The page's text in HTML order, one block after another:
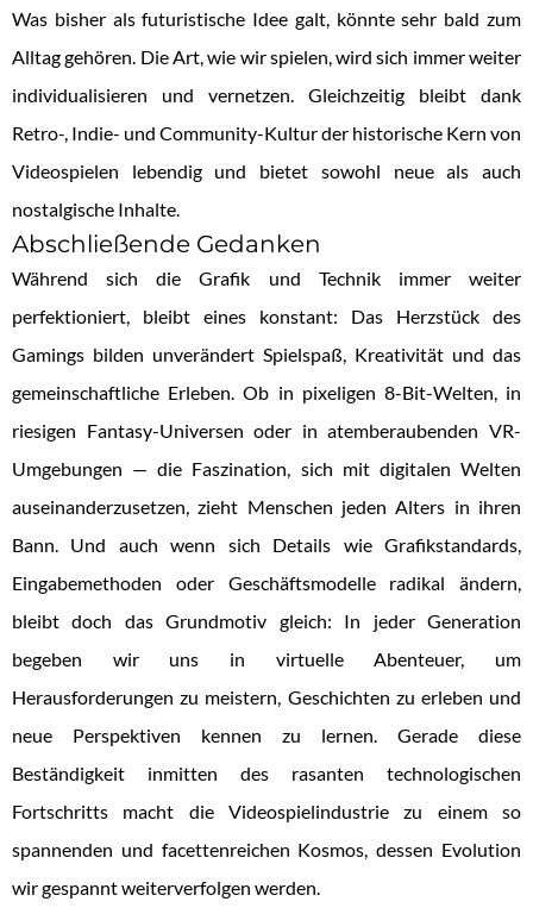
Was bisher als futuristische Idee galt, könnte sehr bald zum
Alltag gehören. Die Art, wie wir spielen, wird sich immer weiter
individualisieren und vernetzen. Gleichzeitig bleibt dank
Retro-, Indie- und Community-Kultur der historische Kern von
Videospielen lebendig und bietet sowohl neue als auch
nostalgische Inhalte.
Abschließende Gedanken
Während sich die Grafik und Technik immer weiter
perfektioniert, bleibt eines konstant: Das Herzstück des
Gamings bilden unverändert Spielspaß, Kreativität und das
gemeinschaftliche Erleben. Ob in pixeligen 8-Bit-Welten, in
riesigen Fantasy-Universen oder in atemberaubenden VR-
Umgebungen — die Faszination, sich mit digitalen Welten
auseinanderzusetzen, zieht Menschen jeden Alters in ihren
Bann. Und auch wenn sich Details wie Grafikstandards,
Eingabemethoden oder Geschäftsmodelle radikal ändern,
bleibt doch das Grundmotiv gleich: In jeder Generation
begeben wir uns in virtuelle Abenteuer, um
Herausforderungen zu meistern, Geschichten zu erleben und
neue Perspektiven kennen zu lernen. Gerade diese
Beständigkeit inmitten des rasanten technologischen
Fortschritts macht die Videospielindustrie zu einem so
spannenden und facettenreichen Kosmos, dessen Evolution
wir gespannt weiterverfolgen werden.